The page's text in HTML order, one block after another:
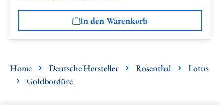
In den Warenkorb
Home Deutsche Hersteller Rosenthal
Lotus
Goldbordüre